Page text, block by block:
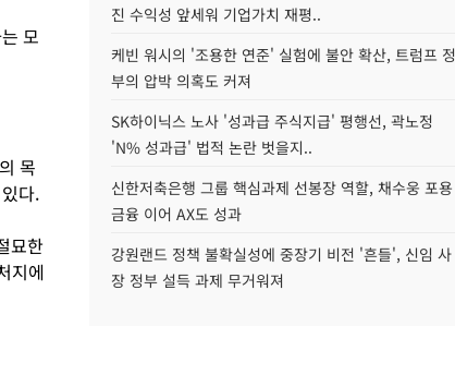
모
목
다.
묘한
지에
진 수익성 앞세워 기업가치 재평..
케빈 워시의 '조용한 연준' 실험에 불안 확산, 트럼프 정
부의 압박 의혹도 커져
SK하이닉스 노사 '성과급 주식지급' 평행선, 곽노정
'N% 성과급' 법적 논란 벗을지..
신한저축은행 그룹 핵심과제 선봉장 역할, 채수웅 포용
금융 이어 AX도 성과
강원랜드 정책 불확실성에 중장기 비전 '흔들', 신임 사
장 정부 설득 과제 무거워져